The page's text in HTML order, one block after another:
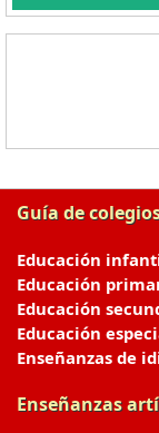
Guía de
Educación
Educación
Educación
Educación
Enseñanzas de
Enseñanzas